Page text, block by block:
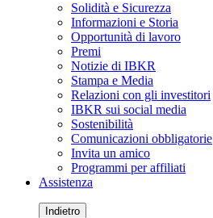
Solidità e Sicurezza
Informazioni e Storia
Opportunità di lavoro
Premi
Notizie di IBKR
Stampa e Media
Relazioni con gli investitori
IBKR sui social media
Sostenibilità
Comunicazioni obbligatorie
Invita un amico
Programmi per affiliati
Assistenza
Indietro